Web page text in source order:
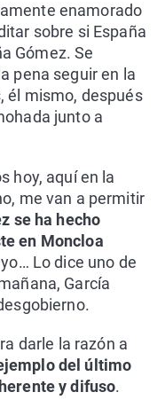
enamorado
sobre si España
Gómez. Se
pena seguir en la
él mismo, después
junto a
hoy, aquí en la
me van a permitir
se ha hecho
en Moncloa
Lo dice uno de
García
darle la razón a
del último
y difuso.